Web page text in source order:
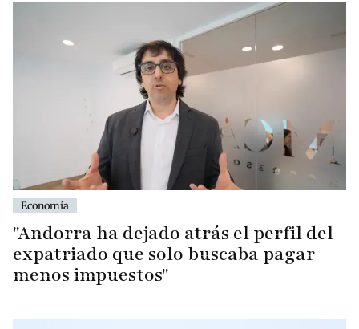
Economía
"Andorra ha dejado atrás el perfil del
expatriado que solo buscaba pagar
menos impuestos"